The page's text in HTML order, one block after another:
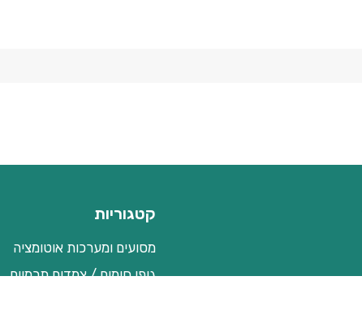
קטגוריות
מסועים ומערכות אוטומציה
גופי חימום / צמדים תרמיים